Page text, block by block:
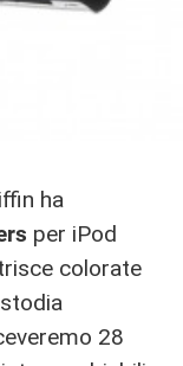
ha
per iPod
colorate
28